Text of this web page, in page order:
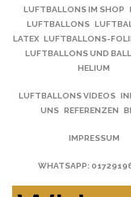
LUFTBALLONS IM SHOP
LUFTBALLONS
LATEX LUFTBALLONS-
LUFTBALLONS UND
HELIUM
LUFTBALLONS VIDEOS
UNS REFERENZEN
IMPRESSUM
WHATSAPP: